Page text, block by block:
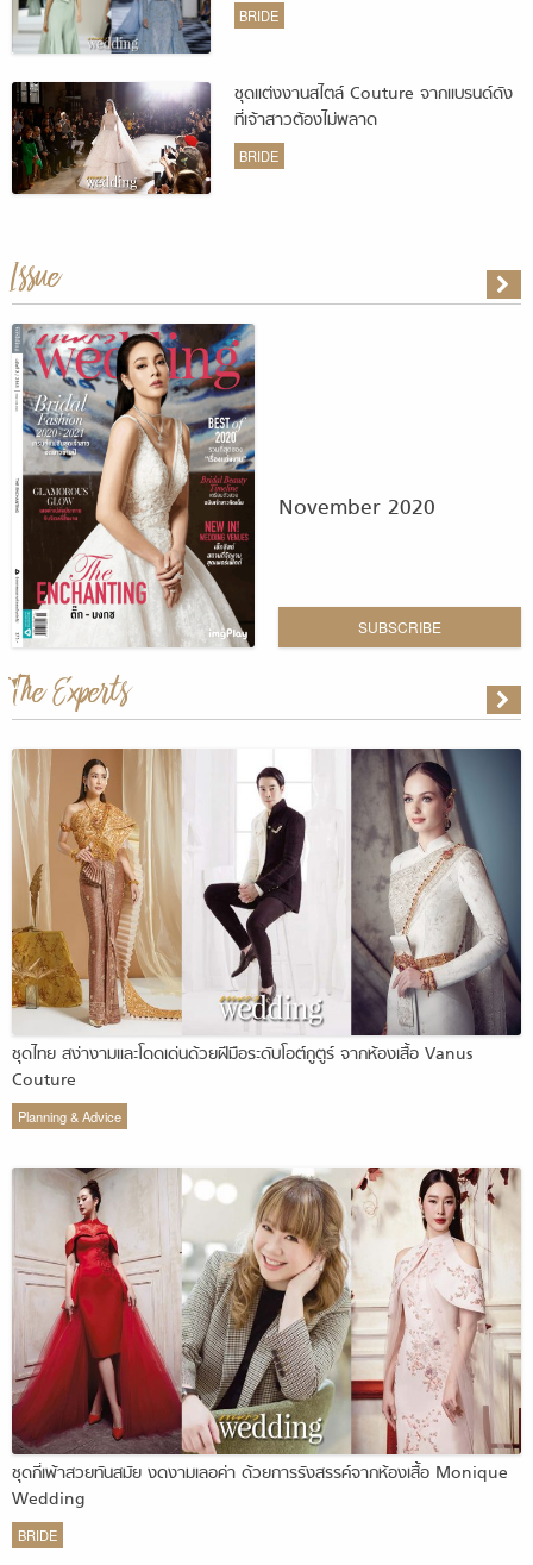
ใช่!
BRIDE
ชุดแต่งงานสไตล์ Couture จากแบรนด์ดัง
ที่เจ้าสาวต้องไม่พลาด
BRIDE
Issue
November 2020
SUBSCRIBE
The Experts
ชุดไทย สง่างามและโดดเด่นด้วยฝีมือระดับโอต์กูตูร์ จากห้องเสื้อ Vanus
Couture
Planning & Advice
ชุดกี่เพ้าสวยทันสมัย งดงามเลอค่า ด้วยการรังสรรค์จากห้องเสื้อ Monique
Wedding
BRIDE